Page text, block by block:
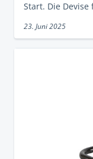
Start. Die
23. Juni 2025